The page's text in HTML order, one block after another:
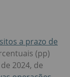
a prazo de
(pp)
2024, de